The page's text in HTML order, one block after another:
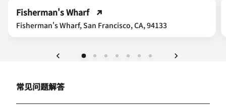
Fisherman's Wharf
Fisherman's Wharf, San Francisco, CA, 94133
常见问题解答